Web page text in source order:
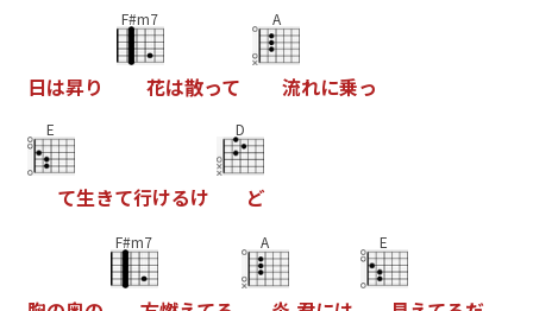
日は昇り
F#m7
花は散って
A
流れに乗っ
E
て生きて行けるけ
D
ど
F#m7 A E